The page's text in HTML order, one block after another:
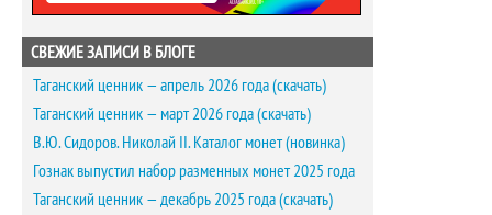
СВЕЖИЕ ЗАПИСИ В БЛОГЕ
Таганский ценник — апрель 2026 года (скачать)
Таганский ценник — март 2026 года (скачать)
В.Ю. Сидоров. Николай II. Каталог монет (новинка)
Гознак выпустил набор разменных монет 2025 года
Таганский ценник — декабрь 2025 года (скачать)